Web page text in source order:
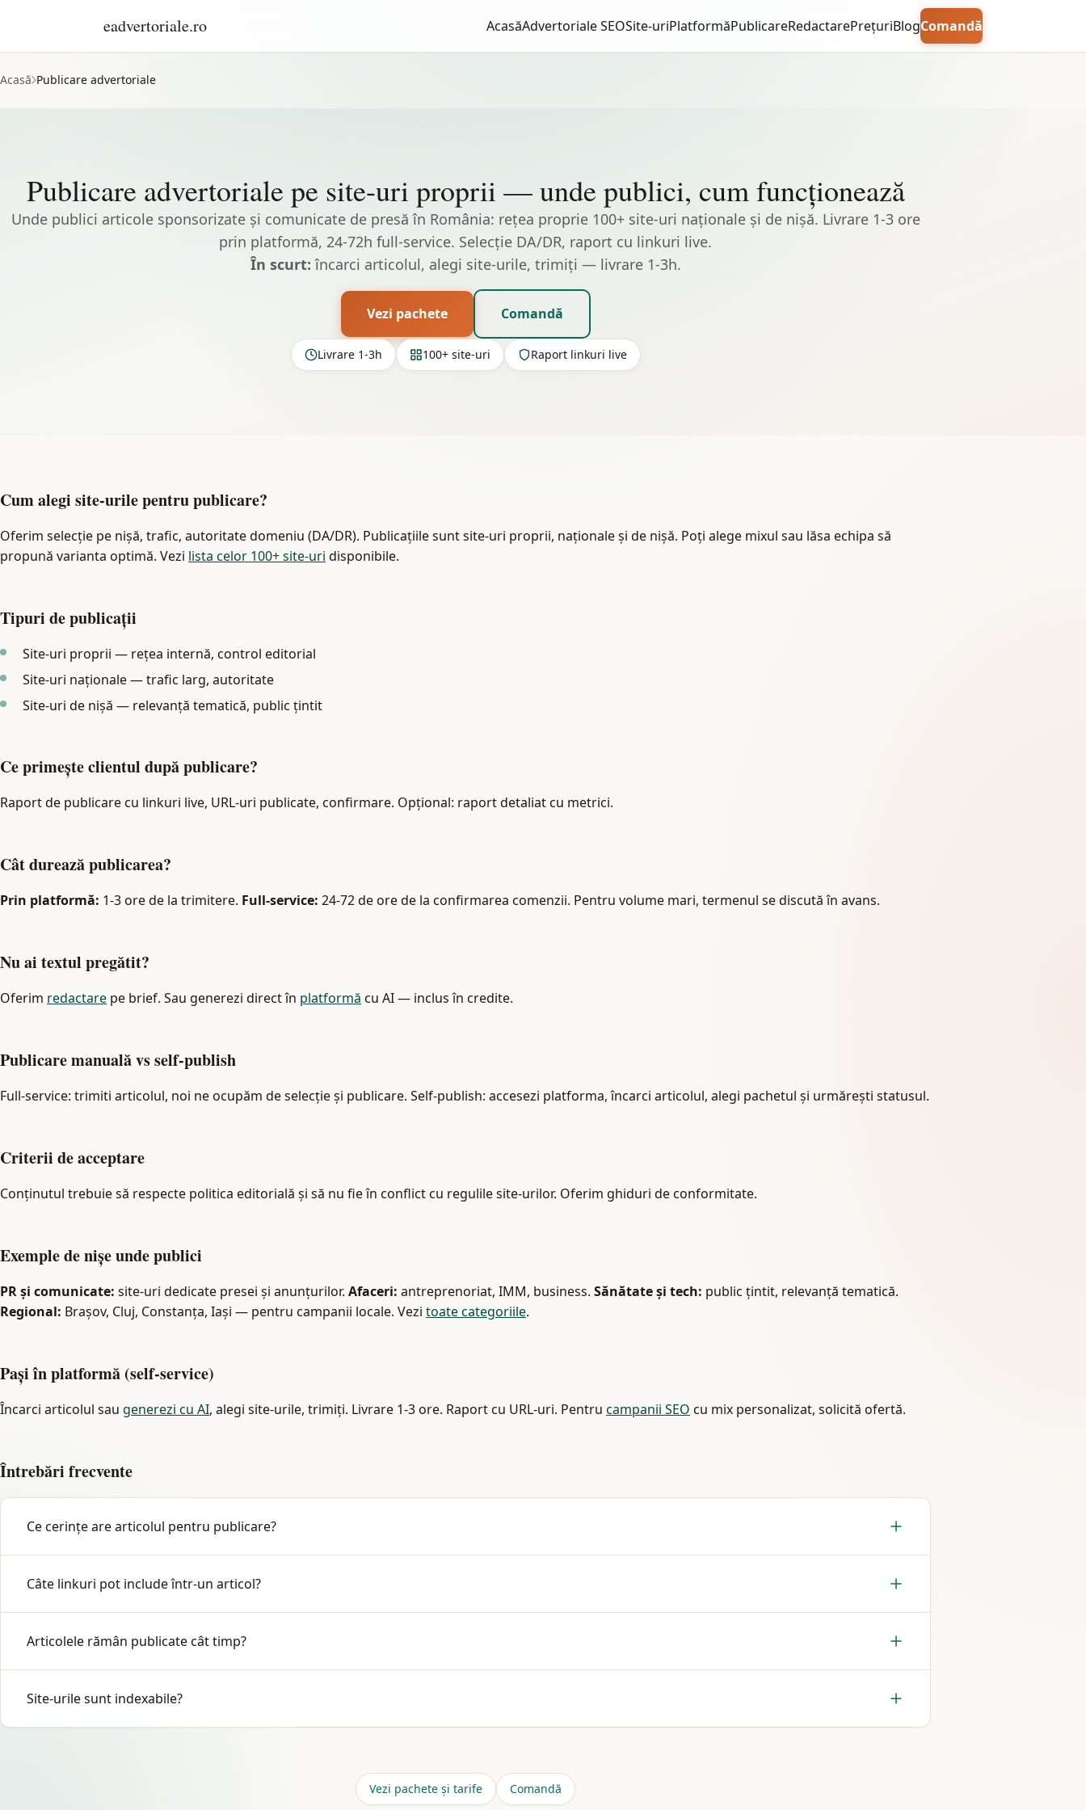
eadvertoriale.ro AcasăAdvertoriale SEOSite-uriPlatformăPublicareRedactarePrețuriBlogComandă
Acasă Publicare advertoriale
Publicare advertoriale pe site-uri proprii — unde publici, cum funcționează
Unde publici articole sponsorizate și comunicate de presă în România: rețea proprie 100+ site-uri naționale și de nișă. Livrare 1-3 ore
prin platformă, 24-72h full-service. Selecție DA/DR, raport cu linkuri live.
În scurt: încarci articolul, alegi site-urile, trimiți — livrare 1-3h.
Vezi pachete Comandă
Livrare 1-3h 100+ site-uri Raport linkuri live
Cum alegi site-urile pentru publicare?
Oferim selecție pe nișă, trafic, autoritate domeniu (DA/DR). Publicațiile sunt site-uri proprii, naționale și de nișă. Poți alege mixul sau lăsa echipa să
propună varianta optimă. Vezi lista celor 100+ site-uri disponibile.
Tipuri de publicații
Site-uri proprii — rețea internă, control editorial
Site-uri naționale — trafic larg, autoritate
Site-uri de nișă — relevanță tematică, public țintit
Ce primește clientul după publicare?
Raport de publicare cu linkuri live, URL-uri publicate, confirmare. Opțional: raport detaliat cu metrici.
Cât durează publicarea?
Prin platformă: 1-3 ore de la trimitere. Full-service: 24-72 de ore de la confirmarea comenzii. Pentru volume mari, termenul se discută în avans.
Nu ai textul pregătit?
Oferim redactare pe brief. Sau generezi direct în platformă cu AI — inclus în credite.
Publicare manuală vs self-publish
Full-service: trimiti articolul, noi ne ocupăm de selecție și publicare. Self-publish: accesezi platforma, încarci articolul, alegi pachetul și urmărești statusul.
Criterii de acceptare
Conținutul trebuie să respecte politica editorială și să nu fie în conflict cu regulile site-urilor. Oferim ghiduri de conformitate.
Exemple de nișe unde publici
PR și comunicate: site-uri dedicate presei și anunțurilor. Afaceri: antreprenoriat, IMM, business. Sănătate și tech: public țintit, relevanță tematică.
Regional: Brașov, Cluj, Constanța, Iași — pentru campanii locale. Vezi toate categoriile.
Pași în platformă (self-service)
Încarci articolul sau generezi cu AI, alegi site-urile, trimiți. Livrare 1-3 ore. Raport cu URL-uri. Pentru campanii SEO cu mix personalizat, solicită ofertă.
Întrebări frecvente
Ce cerințe are articolul pentru publicare?
Câte linkuri pot include într-un articol?
Articolele rămân publicate cât timp?
Site-urile sunt indexabile?
Vezi pachete și tarife Comandă